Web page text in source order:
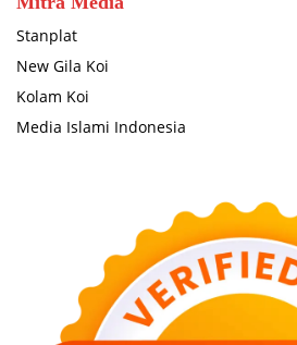
Stanplat
New Gila Koi
Kolam Koi
Media Islami Indonesia